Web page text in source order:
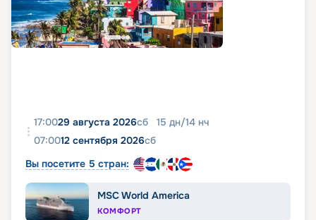
17:0029 августа 2026сб 15 дн/14 нч
07:0012 сентября 2026сб
Вы посетите 5 стран:
MSC World America
КОМФОРТ